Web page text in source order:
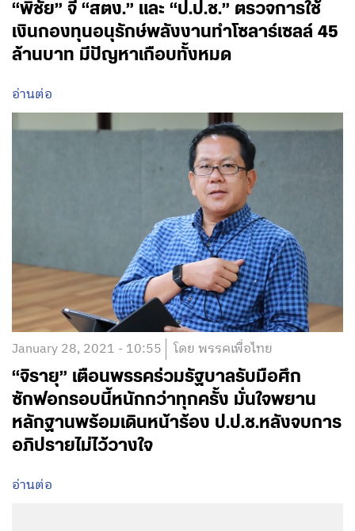
“พิชัย” จี้ “สตง.” และ “ป.ป.ช.” ตรวจการใช้
เงินกองทุนอนุรักษ์พลังงานทำโซลาร์เซลล์ 45
ล้านบาท มีปัญหาเกือบทั้งหมด
อ่านต่อ
January 28, 2021 - 10:55 โดย พรรคเพื่อไทย
“จิรายุ” เตือนพรรคร่วมรัฐบาลรับมือศึก
ซักฟอกรอบนี้หนักกว่าทุกครั้ง มั่นใจพยาน
หลักฐานพร้อมเดินหน้าร้อง ป.ป.ช.หลังจบการ
อภิปรายไม่ไว้วางใจ
อ่านต่อ